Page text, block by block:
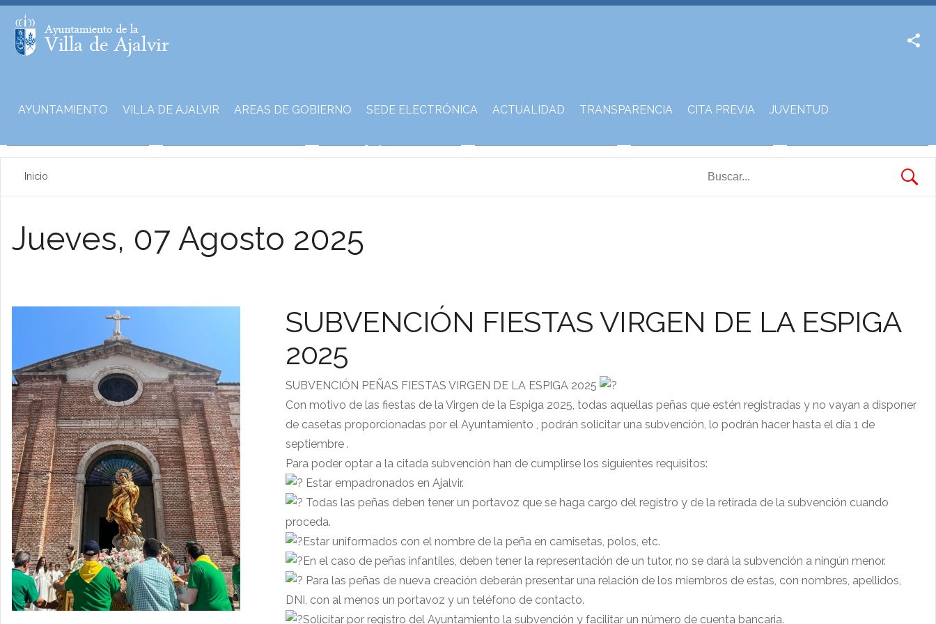
AYUNTAMIENTO VILLA DE AJALVIR AREAS DE GOBIERNO SEDE ELECTRÓNICA ACTUALIDAD TRANSPARENCIA CITA PREVIA JUVENTUD
Inicio
Jueves, 07 Agosto 2025
SUBVENCIÓN FIESTAS VIRGEN DE LA ESPIGA
2025
SUBVENCIÓN PEÑAS FIESTAS VIRGEN DE LA ESPIGA 2025
Con motivo de las fiestas de la Virgen de la Espiga 2025, todas aquellas peñas que estén registradas y no vayan a disponer
de casetas proporcionadas por el Ayuntamiento , podrán solicitar una subvención, lo podrán hacer hasta el día 1 de
septiembre .
Para poder optar a la citada subvención han de cumplirse los siguientes requisitos:
Estar empadronados en Ajalvir.
Todas las peñas deben tener un portavoz que se haga cargo del registro y de la retirada de la subvención cuando
proceda.
Estar uniformados con el nombre de la peña en camisetas, polos, etc.
En el caso de peñas infantiles, deben tener la representación de un tutor, no se dará la subvención a ningún menor.
Para las peñas de nueva creación deberán presentar una relación de los miembros de estas, con nombres, apellidos,
DNI, con al menos un portavoz y un teléfono de contacto.
Solicitar por registro del Ayuntamiento la subvención y facilitar un número de cuenta bancaria.